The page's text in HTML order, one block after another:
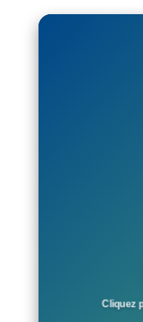
Cliquez